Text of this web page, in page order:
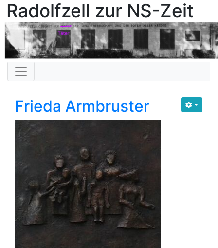
Radolfzell zur NS-Zeit
Frieda Armbruster